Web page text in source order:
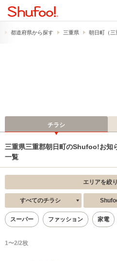
都道府県から探す 三重県 朝日町（三
チラシ
三重県三重郡朝日町のShufoo!お知
一覧
エリアを絞り
すべてのチラシ
スーパー ファッション 家電
1〜2/2枚